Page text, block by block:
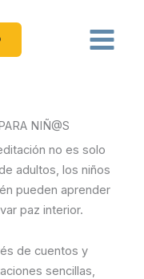
NIÑ@S
no es solo
adultos, los niños
pueden aprender
paz interior.
de cuentos y
sencillas,